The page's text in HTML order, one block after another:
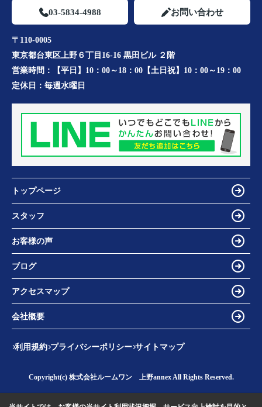
03-5834-4988 お問い合わせ
〒110-0005
東京都台東区上野６丁目16-16 黒田ビル ２階
営業時間：
【平日】10：00～18：00【土日祝】10：00～19：00
定休日： 毎週水曜日
トップページ
スタッフ
お客様の声
ブログ
アクセスマップ
会社概要
利用規約 プライバシーポリシー サイトマップ
Copyright(c) 株式会社ルームワン 上野annex All Rights Reserved.